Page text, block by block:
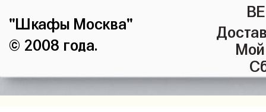
"Шкафы Москва"
© 2008 года.